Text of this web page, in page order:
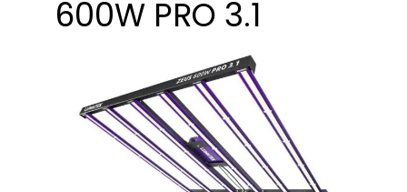
600W PRO 3.1